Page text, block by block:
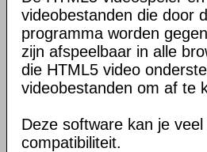
videobestanden die door
programma worden
zijn afspeelbaar in alle
die HTML5 video
videobestanden om af te
Deze software kan je
compatibiliteit.